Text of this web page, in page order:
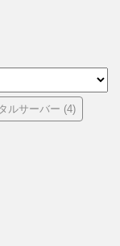
ルサーバー (4)